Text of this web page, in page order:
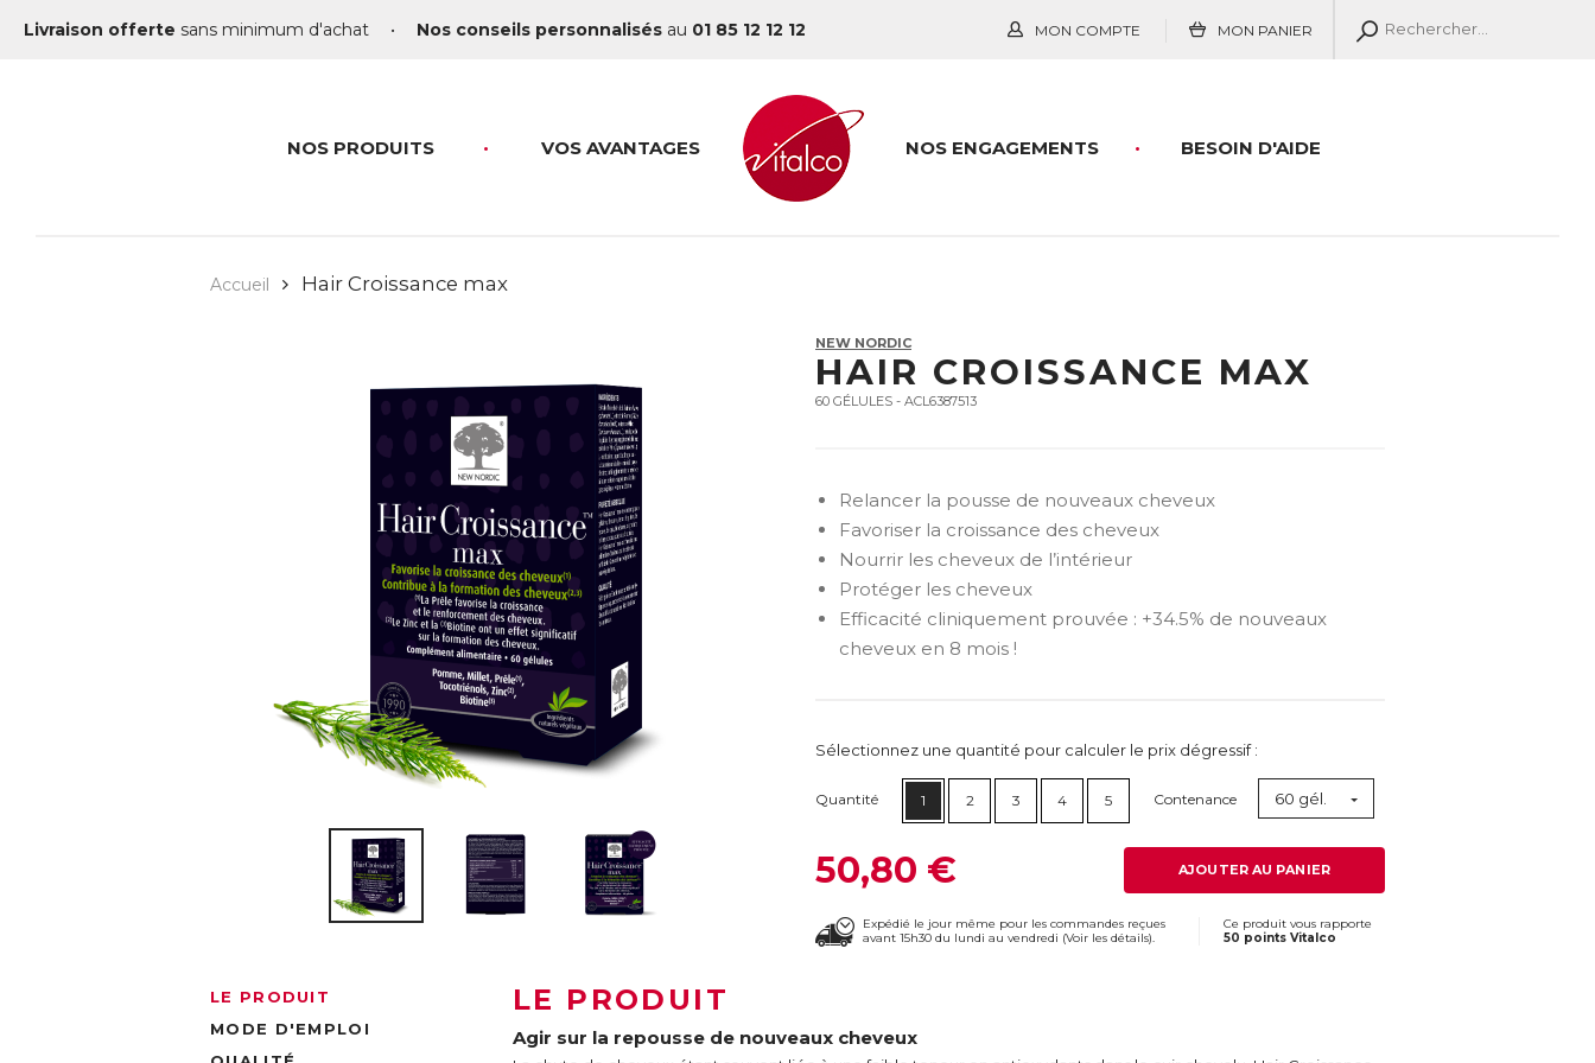
Livraison offerte sans minimum d'achat • Nos conseils personnalisés au 01 85 12 12 12 MON COMPTE MON PANIER
NOS PRODUITS VOS AVANTAGES BESOIN D'AIDE
NOS ENGAGEMENTS
Accueil Hair Croissance max
NEW NORDIC
HAIR CROISSANCE MAX
60 GÉLULES - ACL6387513
Relancer la pousse de nouveaux cheveux
Favoriser la croissance des cheveux
Nourrir les cheveux de l’intérieur
Protéger les cheveux
Efficacité cliniquement prouvée : +34.5% de nouveaux
cheveux en 8 mois !
Sélectionnez une quantité pour calculer le prix dégressif :
Quantité 1 2 3 4 5 Contenance 60 gél.
50,80 € AJOUTER AU PANIER
Expédié le jour même pour les commandes reçues
avant 15h30 du lundi au vendredi (Voir les détails).
Ce produit vous rapporte
50 points Vitalco
LE PRODUIT
MODE D'EMPLOI
LE PRODUIT
Agir sur la repousse de nouveaux cheveux